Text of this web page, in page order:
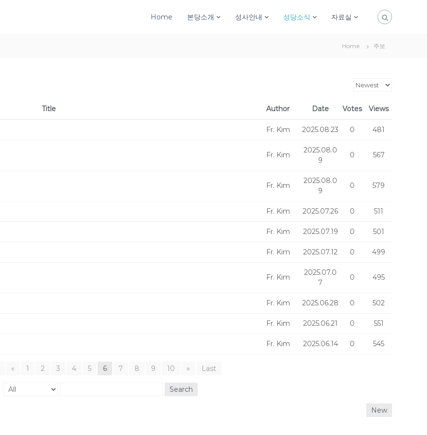
Home 본당소개 성사안내 성당소식 자료실
Home 주보
Title Author Date Votes Views
Fr. Kim 2025.08.23 0 481
Fr. Kim
2025.08.0
9
0 567
Fr. Kim
2025.08.0
9
0 579
Fr. Kim 2025.07.26 0 511
Fr. Kim 2025.07.19 0 501
Fr. Kim 2025.07.12 0 499
Fr. Kim
2025.07.0
7
0 495
Fr. Kim 2025.06.28 0 502
Fr. Kim 2025.06.21 0 551
Fr. Kim 2025.06.14 0 545
« 1 2 3 4 5 6 7 8 9 10 » Last
Search
New